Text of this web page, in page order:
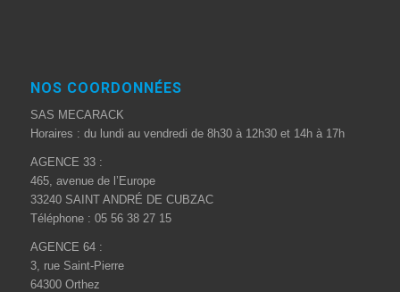
NOS COORDONNÉES
SAS MECARACK
Horaires : du lundi au vendredi de 8h30 à 12h30 et 14h à 17h
AGENCE 33 :
465, avenue de l’Europe
33240 SAINT ANDRÉ DE CUBZAC
Téléphone : 05 56 38 27 15
AGENCE 64 :
3, rue Saint-Pierre
64300 Orthez